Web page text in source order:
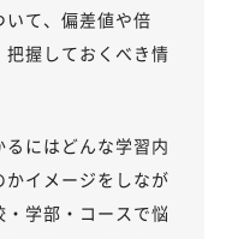
て、偏差値や倍
握しておくべき情
にはどんな学習内
イメージをしなが
学部・コースで悩